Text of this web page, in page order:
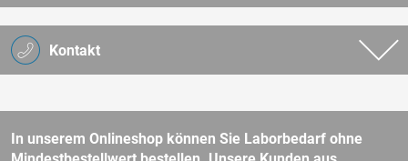
Kontakt
In unserem Onlineshop können Sie Laborbedarf ohne